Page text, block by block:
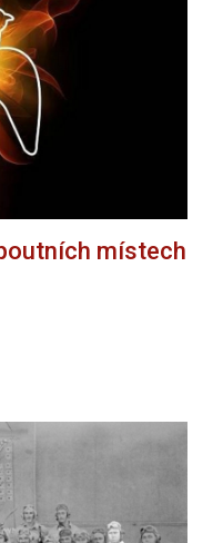
místech